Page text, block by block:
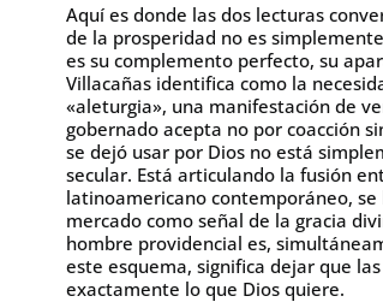
Aquí es donde las dos lecturas
de la prosperidad no es
es su complemento perfecto, su
Villacañas identifica como la
«aleturgia», una manifestación de
gobernado acepta no por coacción
se dejó usar por Dios no está
secular. Está articulando la fusión
latinoamericano contemporáneo,
mercado como señal de la gracia
hombre providencial es,
este esquema, significa dejar que
exactamente lo que Dios quiere.